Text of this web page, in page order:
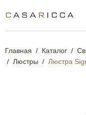
Главная Каталог
Люстры
Люстра